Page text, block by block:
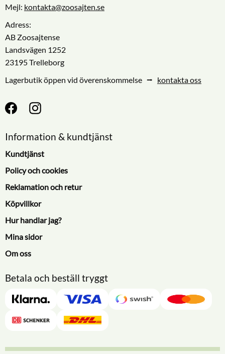
Mejl: kontakta@zoosajten.se
Adress:
AB Zoosajtense
Landsvägen 1252
23195 Trelleborg
Lagerbutik öppen vid överenskommelse ⭢ kontakta oss
Information & kundtjänst
Kundtjänst
Policy och cookies
Reklamation och retur
Köpvillkor
Hur handlar jag?
Mina sidor
Om oss
Betala och beställ tryggt